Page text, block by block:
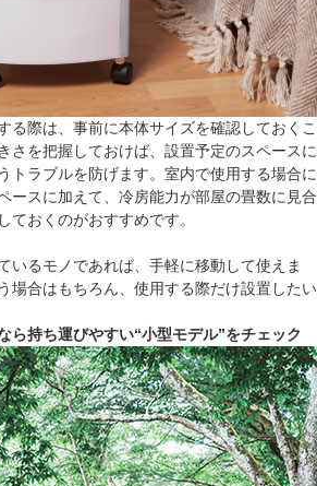
る際は、事前に本体サイズを確認しておくこ
さを把握しておけば、設置予定のスペースに
トラブルを防げます。室内で使用する場合に
ースに加えて、冷房能力が部屋の畳数に見合
ておくのがおすすめです。
いるモノであれば、手軽に移動して使えま
場合はもちろん、使用する際だけ設置したい
ら持ち運びやすい“小型モデル”をチェック